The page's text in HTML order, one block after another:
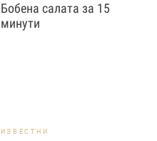
Бобена салата за 15
минути
ИЗВЕСТНИ